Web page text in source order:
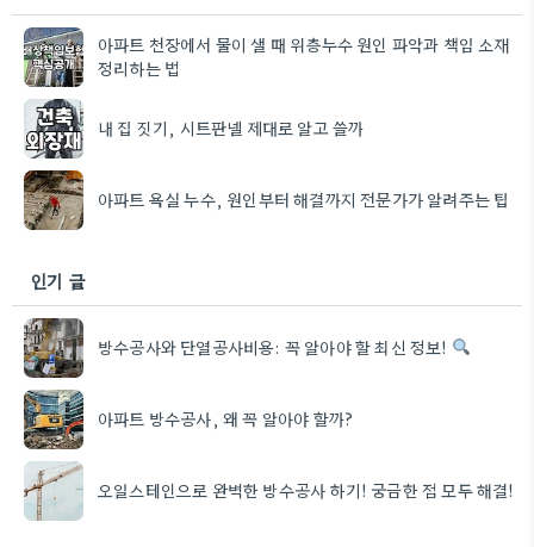
아파트 천장에서 물이 샐 때 위층누수 원인 파악과 책임 소재
정리하는 법
내 집 짓기, 시트판넬 제대로 알고 쓸까
아파트 욕실 누수, 원인부터 해결까지 전문가가 알려주는 팁
인기 글
방수공사와 단열공사비용: 꼭 알아야 할 최신 정보!
아파트 방수공사, 왜 꼭 알아야 할까?
오일스테인으로 완벽한 방수공사 하기! 궁금한 점 모두 해결!